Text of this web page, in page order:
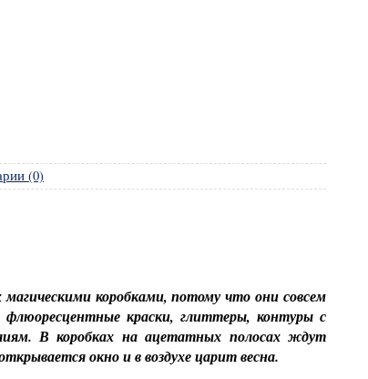
(0)
коробками, потому что они совсем
краски, глиттеры, контуры с
В коробках на ацетатных полосах ждут
окно и в воздухе царит весна.